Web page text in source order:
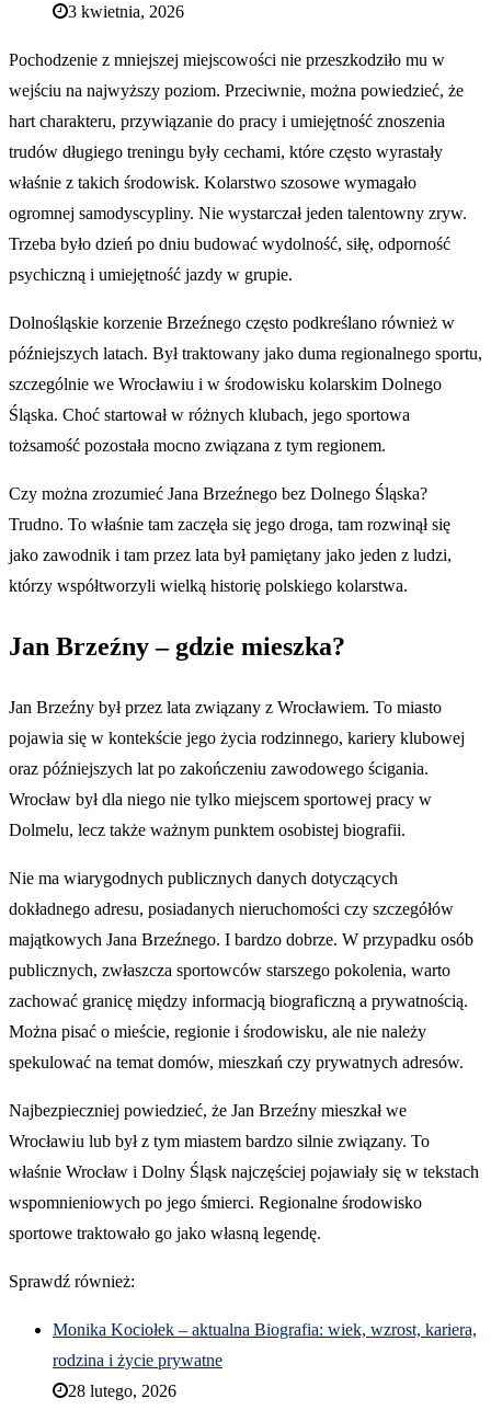
3 kwietnia, 2026
Pochodzenie z mniejszej miejscowości nie przeszkodziło mu w
wejściu na najwyższy poziom. Przeciwnie, można powiedzieć, że
hart charakteru, przywiązanie do pracy i umiejętność znoszenia
trudów długiego treningu były cechami, które często wyrastały
właśnie z takich środowisk. Kolarstwo szosowe wymagało
ogromnej samodyscypliny. Nie wystarczał jeden talentowny zryw.
Trzeba było dzień po dniu budować wydolność, siłę, odporność
psychiczną i umiejętność jazdy w grupie.
Dolnośląskie korzenie Brzeźnego często podkreślano również w
późniejszych latach. Był traktowany jako duma regionalnego sportu,
szczególnie we Wrocławiu i w środowisku kolarskim Dolnego
Śląska. Choć startował w różnych klubach, jego sportowa
tożsamość pozostała mocno związana z tym regionem.
Czy można zrozumieć Jana Brzeźnego bez Dolnego Śląska?
Trudno. To właśnie tam zaczęła się jego droga, tam rozwinął się
jako zawodnik i tam przez lata był pamiętany jako jeden z ludzi,
którzy współtworzyli wielką historię polskiego kolarstwa.
Jan Brzeźny – gdzie mieszka?
Jan Brzeźny był przez lata związany z Wrocławiem. To miasto
pojawia się w kontekście jego życia rodzinnego, kariery klubowej
oraz późniejszych lat po zakończeniu zawodowego ścigania.
Wrocław był dla niego nie tylko miejscem sportowej pracy w
Dolmelu, lecz także ważnym punktem osobistej biografii.
Nie ma wiarygodnych publicznych danych dotyczących
dokładnego adresu, posiadanych nieruchomości czy szczegółów
majątkowych Jana Brzeźnego. I bardzo dobrze. W przypadku osób
publicznych, zwłaszcza sportowców starszego pokolenia, warto
zachować granicę między informacją biograficzną a prywatnością.
Można pisać o mieście, regionie i środowisku, ale nie należy
spekulować na temat domów, mieszkań czy prywatnych adresów.
Najbezpieczniej powiedzieć, że Jan Brzeźny mieszkał we
Wrocławiu lub był z tym miastem bardzo silnie związany. To
właśnie Wrocław i Dolny Śląsk najczęściej pojawiały się w tekstach
wspomnieniowych po jego śmierci. Regionalne środowisko
sportowe traktowało go jako własną legendę.
Sprawdź również:
Monika Kociołek – aktualna Biografia: wiek, wzrost, kariera,
rodzina i życie prywatne
28 lutego, 2026